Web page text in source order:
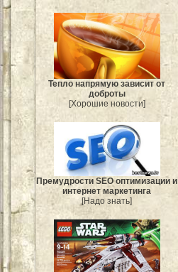
Тепло напрямую зависит от
доброты
[Хорошие новости]
Премудрости SEO оптимизации и
интернет маркетинга
[Надо знать]